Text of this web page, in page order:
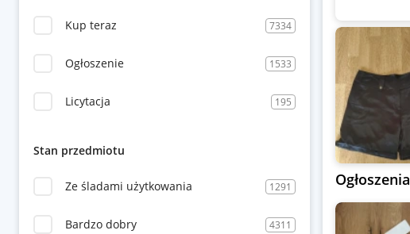
Kup teraz 7334
Ogłoszenie 1533
Licytacja 195
Stan przedmiotu
Ze śladami użytkowania 1291
Bardzo dobry 4311
Ogłoszenia